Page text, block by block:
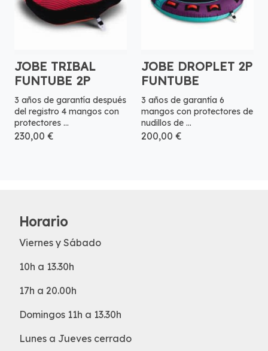
JOBE TRIBAL
FUNTUBE 2P
3 años de garantía después
del registro 4 mangos con
protectores ...
230,00 €
JOBE DROPLET 2P
FUNTUBE
3 años de garantía 6
mangos con protectores de
nudillos de ...
200,00 €
Horario
Viernes y Sábado
10h a 13.30h
17h a 20.00h
Domingos 11h a 13.30h
Lunes a Jueves cerrado